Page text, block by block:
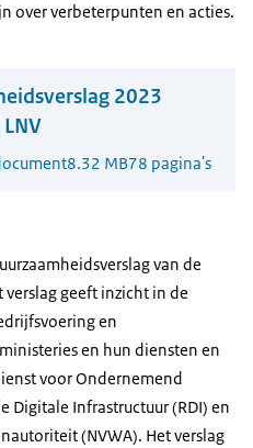
over verbeterpunten en acties.
2023
8.32 MB78 pagina's
van de
verslag geeft inzicht in de
en
en hun diensten en
voor Ondernemend
Digitale Infrastructuur (RDI) en
(NVWA). Het verslag